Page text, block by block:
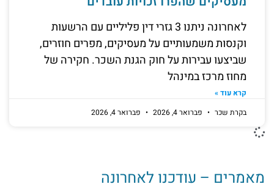
לאחרונה ניתנו 3 גזרי דין פליליים עם הרשעות
וקנסות משמעותיים על מעסיקים, מפרים חוזרים,
שביצעו עבירות על חוק הגנת השכר. חקירה של
מחוז מרכז במינהל
קרא עוד »
בקרת שכר
פברואר 4, 2026 פברואר 4, 2026
מאמרים – עודכנו לאחרונה